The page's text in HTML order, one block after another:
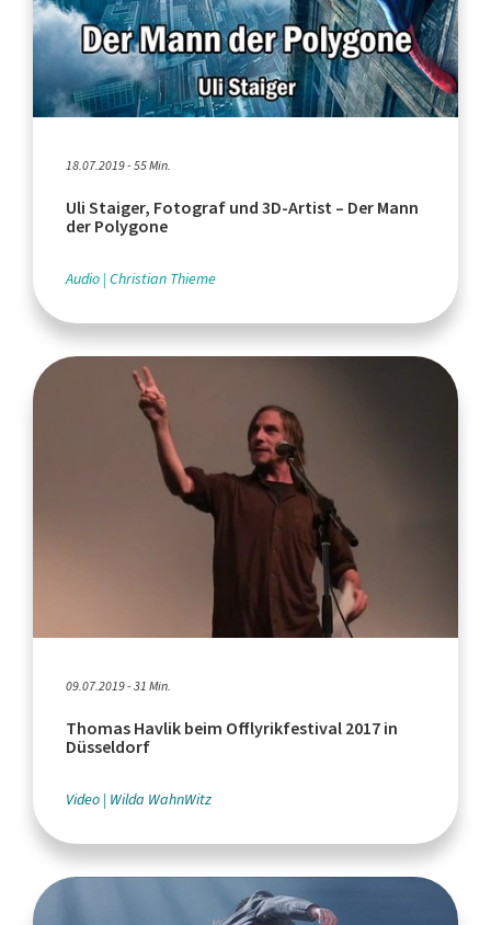
18.07.2019 - 55 Min.
Uli Staiger, Fotograf und 3D-Artist – Der Mann
der Polygone
Audio Christian Thieme
09.07.2019 - 31 Min.
Thomas Havlik beim Offlyrikfestival 2017 in
Düsseldorf
Video Wilda WahnWitz